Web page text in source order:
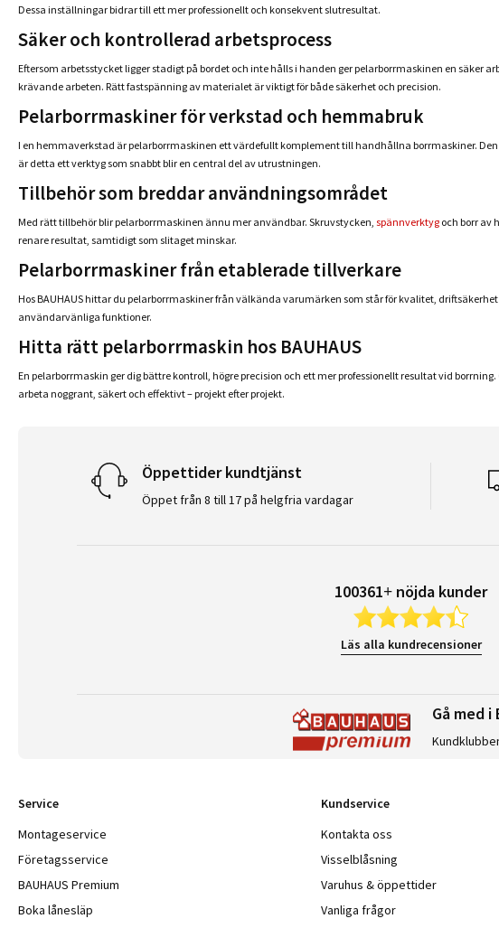
Dessa inställningar bidrar till ett mer professionellt och konsekvent slutresultat.
Säker och kontrollerad arbetsprocess
Eftersom arbetsstycket ligger stadigt på bordet och inte hålls i handen ger pelarborrmaskinen en
krävande arbeten. Rätt fastspänning av materialet är viktigt för både säkerhet och precision.
Pelarborrmaskiner för verkstad och hemmabruk
I en hemmaverkstad är pelarborrmaskinen ett värdefullt komplement till handhållna borrmaskiner.
är detta ett verktyg som snabbt blir en central del av utrustningen.
Tillbehör som breddar användningsområdet
Med rätt tillbehör blir pelarborrmaskinen ännu mer användbar. Skruvstycken, spännverktyg och borr av
renare resultat, samtidigt som slitaget minskar.
Pelarborrmaskiner från etablerade tillverkare
Hos BAUHAUS hittar du pelarborrmaskiner från välkända varumärken som står för kvalitet,
användarvänliga funktioner.
Hitta rätt pelarborrmaskin hos BAUHAUS
En pelarborrmaskin ger dig bättre kontroll, högre precision och ett mer professionellt resultat vid
arbeta noggrant, säkert och effektivt – projekt efter projekt.
Öppettider kundtjänst
Öppet från 8 till 17 på helgfria vardagar
100361+ nöjda kunder
Läs alla kundrecensioner
Gå med i
Service
Montageservice
Företagsservice
BAUHAUS Premium
Boka lånesläp
Kundservice
Kontakta oss
Visselblåsning
Varuhus & öppettider
Vanliga frågor